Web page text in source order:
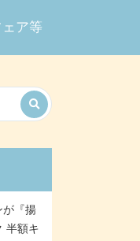
ア等
が『揚
半額キ